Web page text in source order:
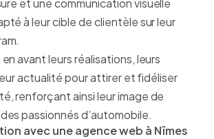
et une communication visuelle
à leur cible de clientèle sur leur
avant leurs réalisations, leurs
actualité pour attirer et fidéliser
renforçant ainsi leur image de
passionnés d’automobile.
avec une agence web à Nîmes